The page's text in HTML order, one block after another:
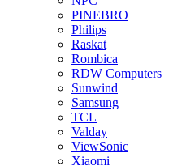
PINEBRO
Philips
Raskat
Rombica
RDW Computers
Sunwind
Samsung
TCL
Valday
ViewSonic
Xiaomi